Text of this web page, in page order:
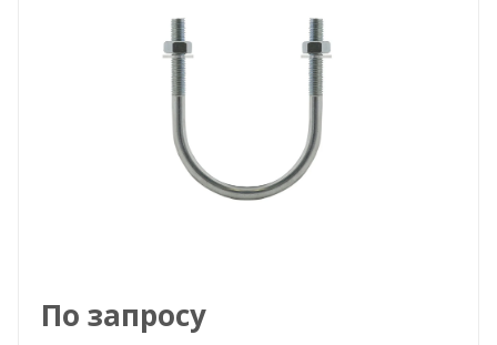
По запросу